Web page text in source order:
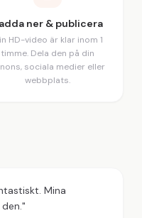
ner & publicera
HD-video är klar inom 1
timme. Dela den på din
sociala medier eller
webbplats.
Mina